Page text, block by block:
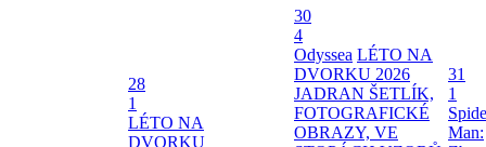
28
1
LÉTO NA
DVORKU
30
4
Odyssea LÉTO NA
DVORKU 2026
JADRAN ŠETLÍK,
FOTOGRAFICKÉ
OBRAZY, VE
31
1
Man: